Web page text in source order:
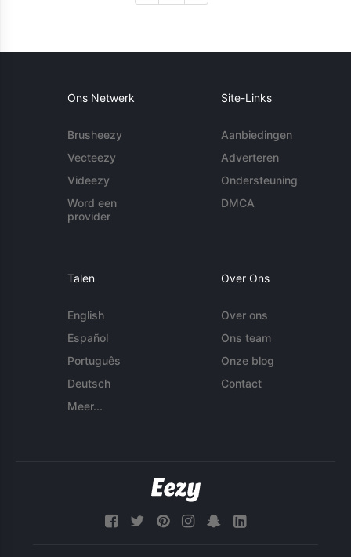
Ons Netwerk
Brusheezy
Vecteezy
Videezy
Word een
provider
Site-Links
Aanbiedingen
Adverteren
Ondersteuning
DMCA
Talen
English
Español
Português
Deutsch
Meer...
Over Ons
Over ons
Ons team
Onze blog
Contact